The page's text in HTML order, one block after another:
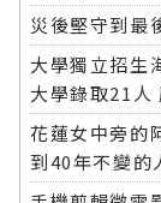
災後堅守到
大學獨立招生
大學錄取21人
花蓮女中旁的
到40年不變的